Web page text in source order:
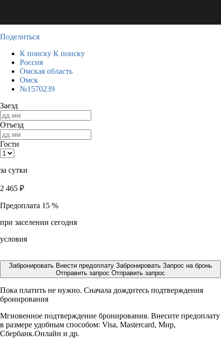
Поделиться
К поиску К поиску
Россия
Омская область
Омск
№1570239
Заезд
Отъезд
Гости
за сутки
2 465 ₽
Предоплата 15 %
при заселении сегодня
условия
Забронировать Внести предоплату Забронировать Запрос на бронь
Отправить запрос Отправить запрос
Пока платить не нужно. Сначала дождитесь подтверждения
бронирования
Мгновенное подтверждение бронирования. Внесите предоплату
в размере удобным способом: Visa, Mastercard, Мир,
Сбербанк.Онлайн и др.